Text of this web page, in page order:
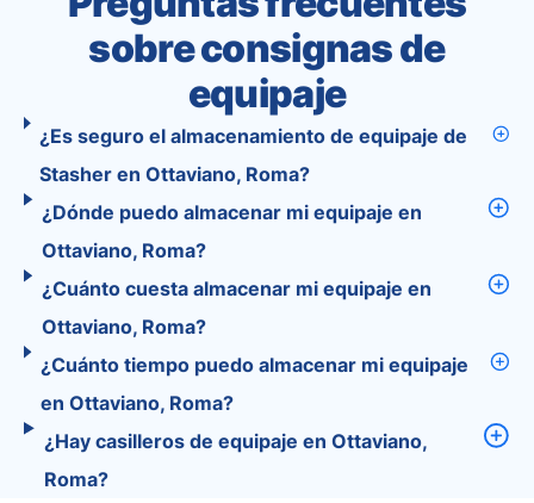
sobre consignas de
equipaje
¿Es seguro el almacenamiento de equipaje de
Stasher en Ottaviano, Roma?
¿Dónde puedo almacenar mi equipaje en
Ottaviano, Roma?
¿Cuánto cuesta almacenar mi equipaje en
Ottaviano, Roma?
¿Cuánto tiempo puedo almacenar mi equipaje
en Ottaviano, Roma?
¿Hay casilleros de equipaje en Ottaviano,
Roma?